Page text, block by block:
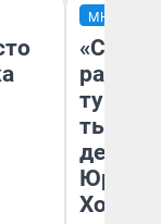
МНЕНИЕ
тысяч,
день